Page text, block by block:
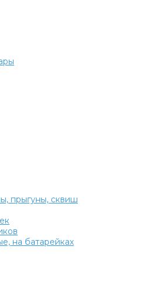
прыгуны, сквиш
на батарейках